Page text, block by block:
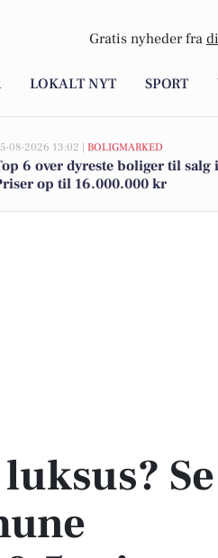
Gratis nyheder fra
LOKALT NYT SPORT
08-2026 13:02 | BOLIGMARKED
6 over dyreste boliger til salg
op til 16.000.000 kr
til 10,5 mio. kroner på Humlehaven
Se